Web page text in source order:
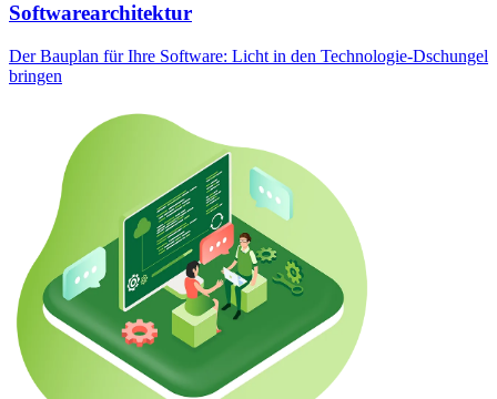
Softwarearchitektur
Der Bauplan für Ihre Software: Licht in den Technologie-Dschungel
bringen